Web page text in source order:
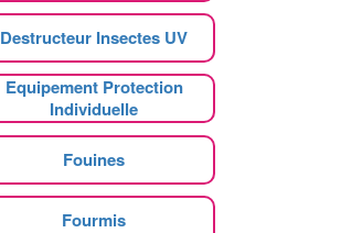
Destructeur Insectes UV
Equipement Protection
Individuelle
Fouines
Fourmis